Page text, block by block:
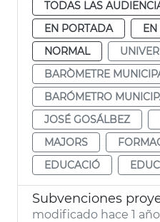
TODAS LAS
EN PORTADA
NORMAL
BARÒMETRE
BARÓMETRO
JOSÉ GOSÁLBEZ
MAJORS
EDUCACIÓ
Subvenciones
modificado hace 1 año